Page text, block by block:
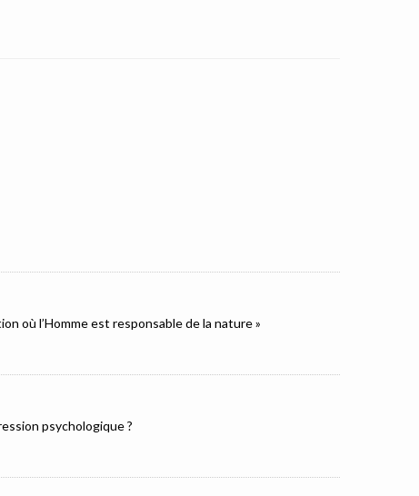
où l’Homme est responsable de la nature »
psychologique ?